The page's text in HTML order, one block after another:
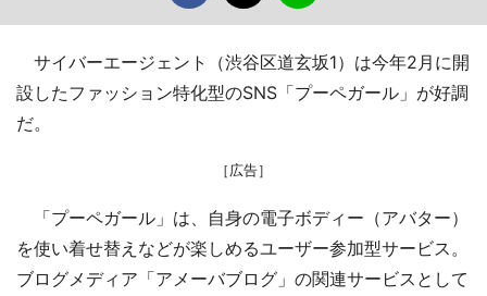
サイバーエージェント（渋谷区道玄坂1）は今年2月に開
設したファッション特化型のSNS「プーペガール」が好調
だ。
［広告］
「プーペガール」は、自身の電子ボディー（アバター）
を使い着せ替えなどが楽しめるユーザー参加型サービス。
ブログメディア「アメーバブログ」の関連サービスとして